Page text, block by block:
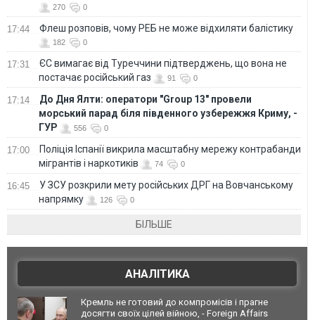
270 0
17:44 Флеш розповів, чому РЕБ не може відхиляти балістику
182 0
17:31
ЄС вимагає від Туреччини підтверджень, що вона не
постачає російський газ
91 0
17:14
До Дня Ялти: оператори "Group 13" провели
морський парад біля південного узбережжя Криму, -
ГУР
556 0
17:00
Поліція Іспанії викрила масштабну мережу контрабанди
мігрантів і наркотиків
74 0
16:45
У ЗСУ розкрили мету російських ДРГ на Вовчанському
напрямку
126 0
БІЛЬШЕ
АНАЛІТИКА
Кремль не готовий до компромісів і прагне
досягти своїх цілей війною, - Foreign Affairs